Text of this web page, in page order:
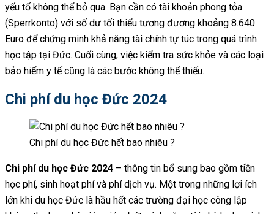
yếu tố không thể bỏ qua. Bạn cần có tài khoản phong tỏa
(Sperrkonto) với số dư tối thiểu tương đương khoảng 8.640
Euro để chứng minh khả năng tài chính tự túc trong quá trình
học tập tại Đức. Cuối cùng, việc kiểm tra sức khỏe và các loại
bảo hiểm y tế cũng là các bước không thể thiếu.
Chi phí du học Đức 2024
Chi phí du học Đức hết bao nhiêu ?
Chi phí du học Đức 2024 – thông tin bổ sung bao gồm tiền
học phí, sinh hoạt phí và phí dịch vụ. Một trong những lợi ích
lớn khi du học Đức là hầu hết các trường đại học công lập